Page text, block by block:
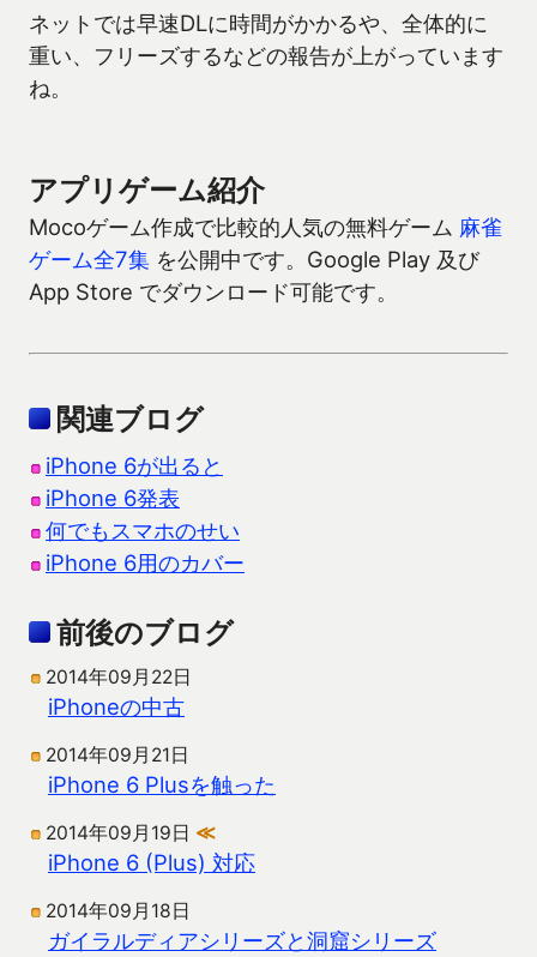
ネットでは早速DLに時間がかかるや、全体的に
重い、フリーズするなどの報告が上がっています
ね。
アプリゲーム紹介
Mocoゲーム作成で比較的人気の無料ゲーム 麻雀
ゲーム全7集 を公開中です。Google Play 及び
App Store でダウンロード可能です。
関連ブログ
iPhone 6が出ると
iPhone 6発表
何でもスマホのせい
iPhone 6用のカバー
前後のブログ
2014年09月22日
iPhoneの中古
2014年09月21日
iPhone 6 Plusを触った
2014年09月19日 ≪
iPhone 6 (Plus) 対応
2014年09月18日
ガイラルディアシリーズと洞窟シリーズ